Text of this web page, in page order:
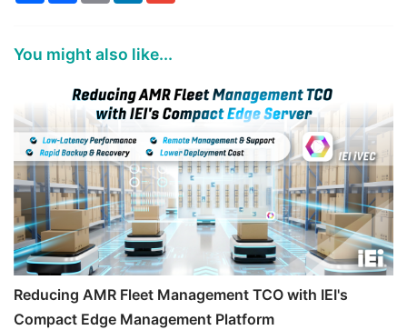
You might also like...
Reducing AMR Fleet Management TCO with IEI's
Compact Edge Management Platform